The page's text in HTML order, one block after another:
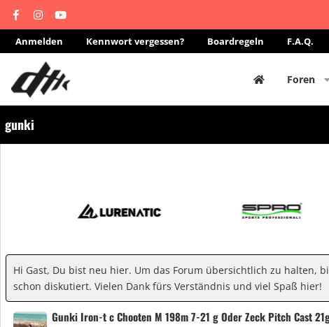
Anmelden Kennwort vergessen? Boardregeln F.A.Q.
Foren
gunki
Hi Gast, Du bist neu hier. Um das Forum übersichtlich zu halten,
schon diskutiert. Vielen Dank fürs Verständnis und viel Spaß hier!
Gunki Iron-t c Chooten M 198m 7-21 g Oder Zeck Pitch Cast